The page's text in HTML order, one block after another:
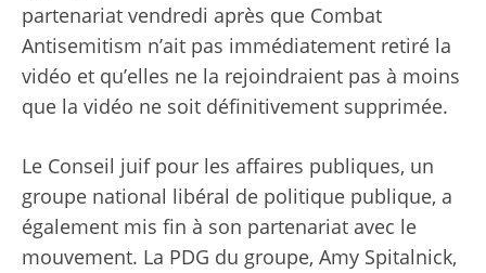
partenariat vendredi après que Combat
Antisemitism n’ait pas immédiatement retiré la
vidéo et qu’elles ne la rejoindraient pas à moins
que la vidéo ne soit définitivement supprimée.
Le Conseil juif pour les affaires publiques, un
groupe national libéral de politique publique, a
également mis fin à son partenariat avec le
mouvement. La PDG du groupe, Amy Spitalnick,